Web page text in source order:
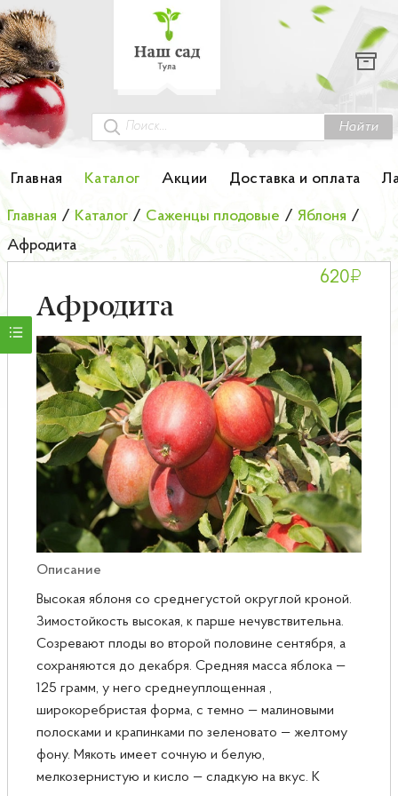
Найти
Главная Каталог Акции Доставка и оплата
Каталог
Гортензии
Грунты
Колоновидные деревья
Лук-севок
Малина
Мини-деревья
НОВИНКА Английские и Японские розы
Саженцы плодовые
Главная / Каталог / Саженцы плодовые / Яблоня /
Афродита
Афродита
620₽
Описание
Высокая яблоня со среднегустой округлой кроной.
Зимостойкость высокая, к парше нечувствительна.
Созревают плоды во второй половине сентября, а
сохраняются до декабря. Средняя масса яблока —
125 грамм, у него среднеуплощенная ,
широкоребристая форма, с темно — малиновыми
полосками и крапинками по зеленовато — желтому
фону. Мякоть имеет сочную и белую,
мелкозернистую и кисло — сладкую на вкус. К